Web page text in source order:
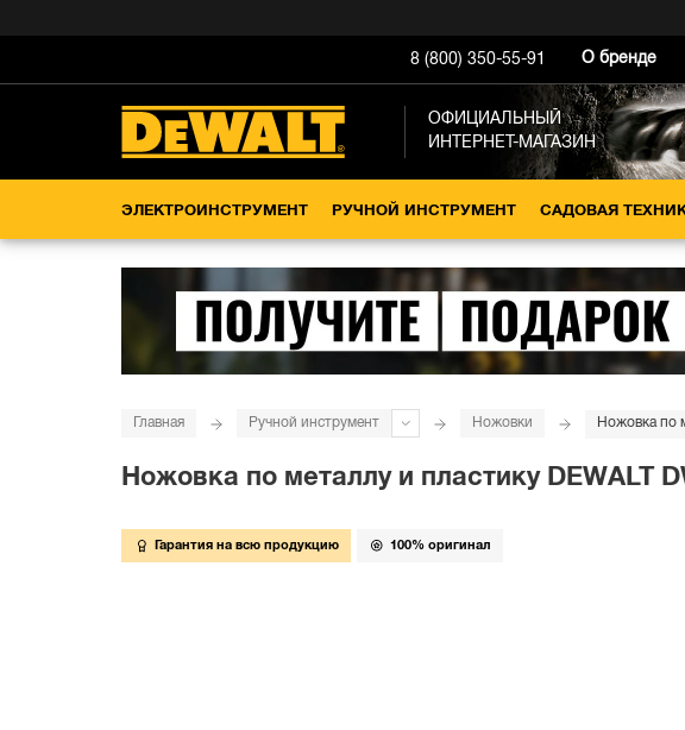
8 (800) 350-55-91 О бренде
ОФИЦИАЛЬНЫЙ
ИНТЕРНЕТ-МАГАЗИН
ЭЛЕКТРОИНСТРУМЕНТ РУЧНОЙ ИНСТРУМЕНТ САДОВАЯ
Главная Ручной инструмент Ножовки Ножовка по
Ножовка по металлу и пластику DEWALT
Гарантия на всю продукцию 100% оригинал